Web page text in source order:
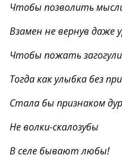
Чтобы позволить
Взамен не вернув даже
Чтобы пожать
Тогда как улыбка без
Стала бы признаком
Не волки-скалозубы
В селе бывают любы!